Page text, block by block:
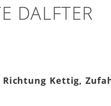
DALFTER
Kettig,